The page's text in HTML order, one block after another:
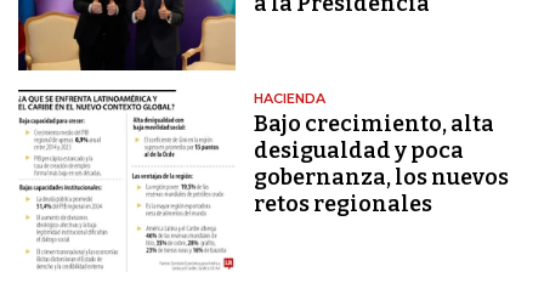
HACIENDA
Bajo crecimiento, alta
desigualdad y poca
gobernanza, los nuevos
retos regionales